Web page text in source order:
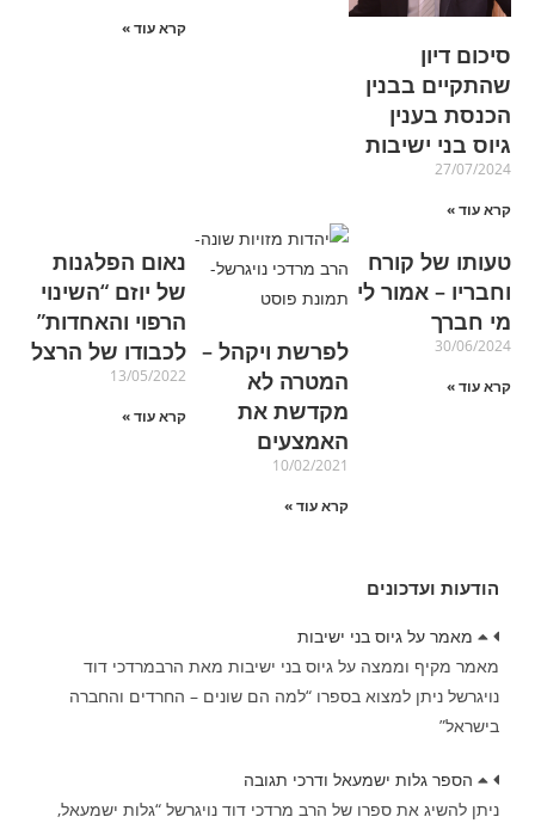
סיכום דיון
שהתקיים בבנין
הכנסת בענין
גיוס בני ישיבות
27/07/2024
קרא עוד »
קרא עוד »
טעותו של קורח
וחבריו – אמור לי
מי חברך
30/06/2024
קרא עוד »
לפרשת ויקהל –
המטרה לא
מקדשת את
האמצעים
10/02/2021
קרא עוד »
נאום הפלגנות
של יוזם “השינוי
הרפוי והאחדות”
לכבודו של הרצל
13/05/2022
קרא עוד »
הודעות ועדכונים
מאמר על גיוס בני ישיבות
מאמר מקיף וממצה על גיוס בני ישיבות מאת הרבמרדכי דוד
נויגרשל ניתן למצוא בספרו “למה הם שונים – החרדים והחברה
בישראל”
הספר גלות ישמעאל ודרכי תגובה
ניתן להשיג את ספרו של הרב מרדכי דוד נויגרשל “גלות ישמעאל,